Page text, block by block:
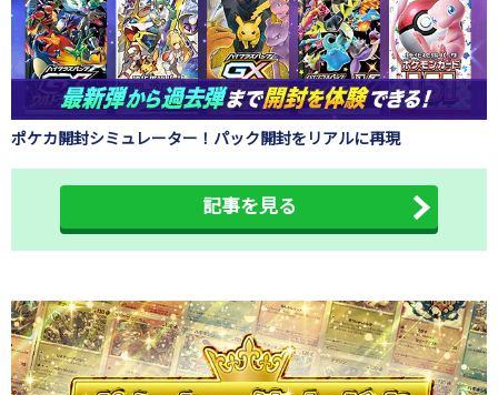
ポケカ開封シミュレーター！パック開封をリアルに再現
記事を見る